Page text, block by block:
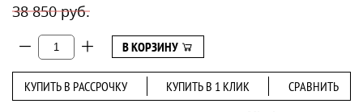
38 850 руб.
В КОРЗИНУ
КУПИТЬ В РАССРОЧКУ КУПИТЬ В 1 КЛИК СРАВНИТЬ